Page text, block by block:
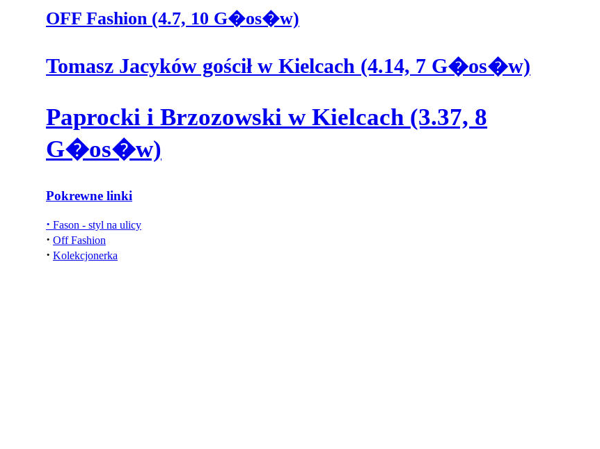
OFF Fashion (4.7, 10 G�os�w)
Tomasz Jacyków gościł w Kielcach (4.14, 7 G�os�w)
Paprocki i Brzozowski w Kielcach (3.37, 8
G�os�w)
Pokrewne linki
· Fason - styl na ulicy
· Off Fashion
· Kolekcjonerka